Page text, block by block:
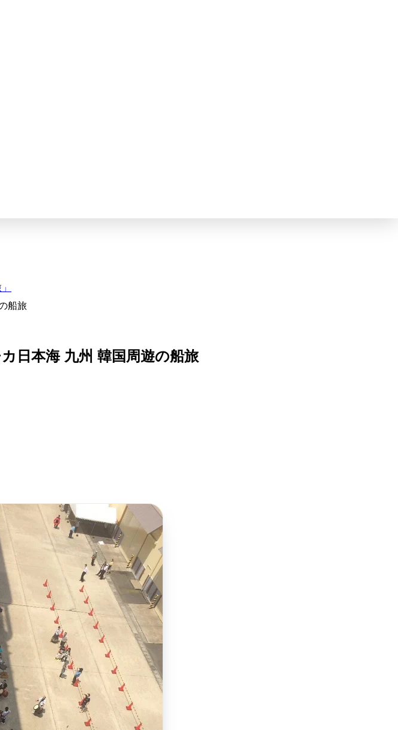
船旅
日本海 九州 韓国周遊の船旅